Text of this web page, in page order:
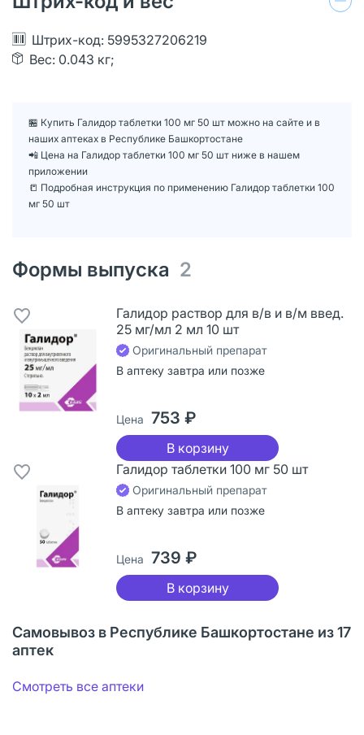
Штрих-код: 5995327206219
Вес: 0.043 кг;
🏪 Купить Галидор таблетки 100 мг 50 шт можно на сайте и в
наших аптеках в Республике Башкортостане
📲 Цена на Галидор таблетки 100 мг 50 шт ниже в нашем
приложении
📒 Подробная инструкция по применению Галидор таблетки 100
мг 50 шт
Формы выпуска 2
Галидор раствор для в/в и в/м введ.
25 мг/мл 2 мл 10 шт
Оригинальный препарат
В аптеку завтра или позже
Цена 753 ₽
В корзину
Галидор таблетки 100 мг 50 шт
Оригинальный препарат
В аптеку завтра или позже
Цена 739 ₽
В корзину
Самовывоз в Республике Башкортостане из 17
аптек
Смотреть все аптеки